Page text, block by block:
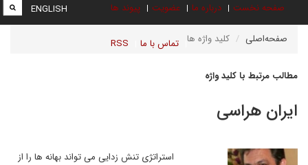
صفحه نخست درباره ما عضویت پیوند ها
تماس با ما RSS
ENGLISH
صفحه‌اصلی کلید واژه ها
مطالب مرتبط با کلید واژه
ایران هراسی
استراتژی تنش زدایی می تواند بهانه ها را از